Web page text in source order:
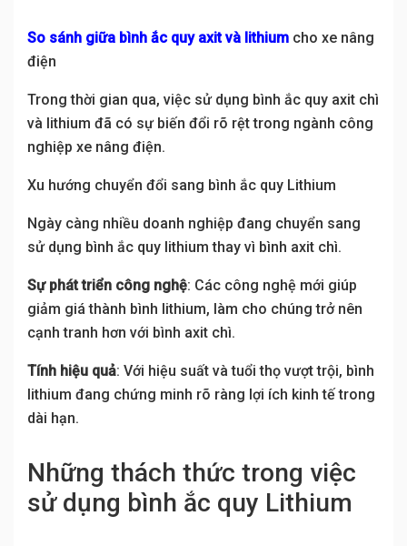
So sánh giữa bình ắc quy axit và lithium cho xe nâng
điện
Trong thời gian qua, việc sử dụng bình ắc quy axit chì
và lithium đã có sự biến đổi rõ rệt trong ngành công
nghiệp xe nâng điện.
Xu hướng chuyển đổi sang bình ắc quy Lithium
Ngày càng nhiều doanh nghiệp đang chuyển sang
sử dụng bình ắc quy lithium thay vì bình axit chì.
Sự phát triển công nghệ: Các công nghệ mới giúp
giảm giá thành bình lithium, làm cho chúng trở nên
cạnh tranh hơn với bình axit chì.
Tính hiệu quả: Với hiệu suất và tuổi thọ vượt trội, bình
lithium đang chứng minh rõ ràng lợi ích kinh tế trong
dài hạn.
Những thách thức trong việc
sử dụng bình ắc quy Lithium